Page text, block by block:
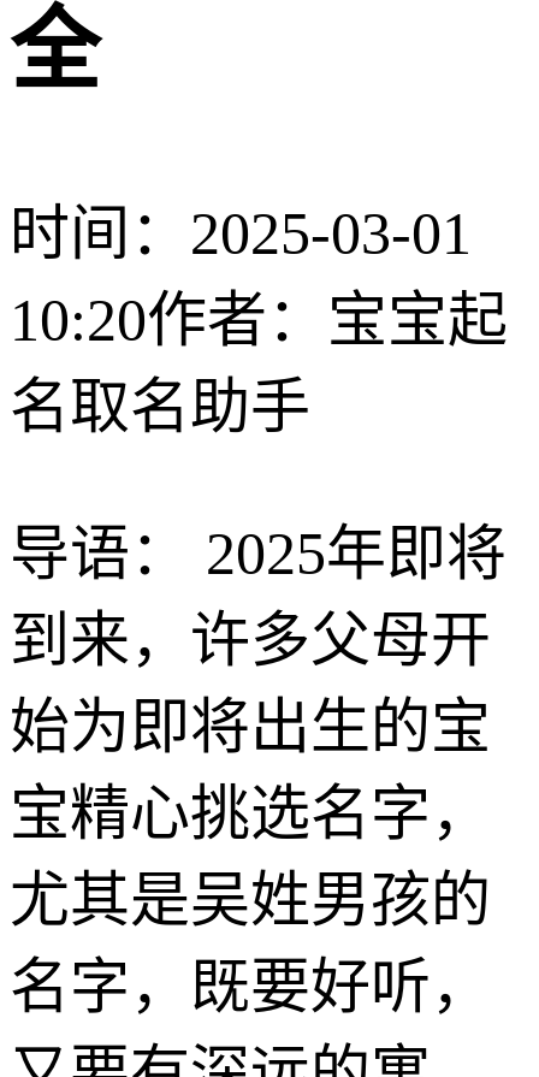
全
时间：2025-03-01
10:20作者：宝宝起
名取名助手
导语： 2025年即将
到来，许多父母开
始为即将出生的宝
宝精心挑选名字，
尤其是吴姓男孩的
名字，既要好听，